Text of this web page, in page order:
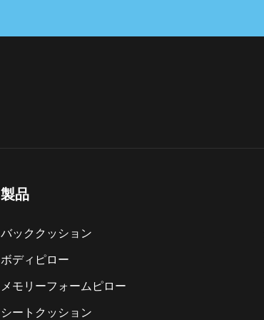
製品
バッククッション
ボディピロー
メモリーフォームピロー
シートクッション